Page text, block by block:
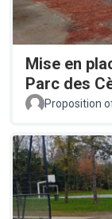
Mise en
Parc des
Proposition